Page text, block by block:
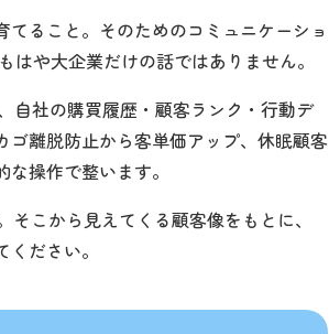
ること。そのためのコミュニケーショ
や大企業だけの話ではありません。
自社の購買履歴・顧客ランク・行動デ
離脱防止から客単価アップ、休眠顧客
操作で整います。
こから見えてくる顧客像をもとに、
ださい。